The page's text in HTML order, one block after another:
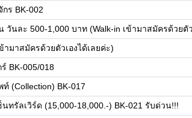
ร BK-002
นละ 500-1,000 บาท (Walk-in เข้ามาสมัครด้วยตัว
มาสมัครด้วยตัวเองได้เลยค่ะ)
BK-005/018
(Collection) BK-017
ทรัลเวิร์ด (15,000-18,000.-) BK-021 รับด่วน!!!